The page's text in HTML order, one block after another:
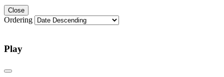
Close
Ordering
Play